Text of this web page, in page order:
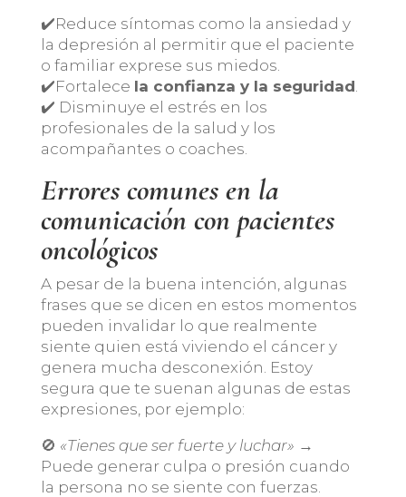
✔️Reduce síntomas como la ansiedad y
la depresión al permitir que el paciente
o familiar exprese sus miedos.
✔️Fortalece la confianza y la seguridad
✔️ Disminuye el estrés en los
profesionales de la salud y los
acompañantes o coaches.
Errores comunes en la
comunicación con pacientes
oncológicos
A pesar de la buena intención, algunas
frases que se dicen en estos momentos
pueden invalidar lo que realmente
siente quien está viviendo el cáncer y
genera mucha desconexión. Estoy
segura que te suenan algunas de estas
expresiones, por ejemplo:
🚫 «Tienes que ser fuerte y luchar» →
Puede generar culpa o presión cuando
la persona no se siente con fuerzas.